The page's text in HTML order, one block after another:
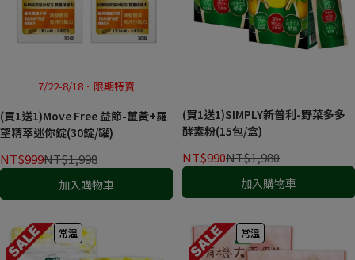
7/22-8/18．限期特賣
(買1送1)Move Free 益節-薑黃+羅
望精萃迷你錠(30錠/罐)
NT$999NT$1,998
加入購物車
(買1送1)SIMPLY新普利-野菜多多
酵素粉(15包/盒)
NT$990NT$1,980
加入購物車
常溫 常溫